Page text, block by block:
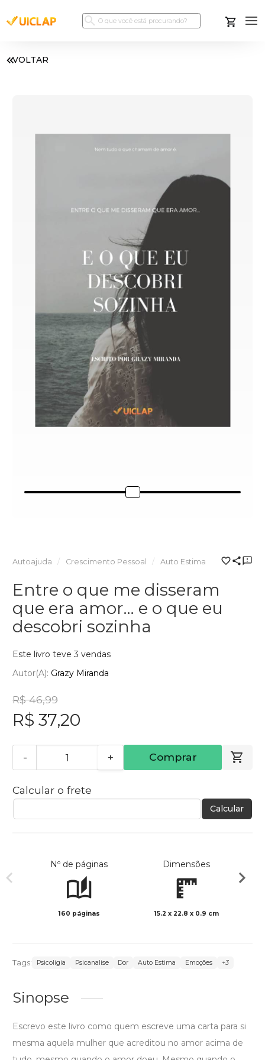
VOLTAR
Autoajuda Crescimento Pessoal Auto Estima
Entre o que me disseram
que era amor… e o que eu
descobri sozinha
Este livro teve 3 vendas
Autor(a): Grazy Miranda
R$ 46,99
R$ 37,20
- + Comprar
Calcular o frete
Calcular
Nº de páginas
160 páginas
Dimensões
15.2 x 22.8 x 0.9 cm
Tags: Psicoligia Psicanalise Dor Auto Estima Emoções +3
Sinopse
Escrevo este livro como quem escreve uma carta para si
mesma aquela mulher que acreditou no amor acima de